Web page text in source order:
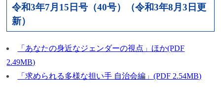
令和3年7月15日号（40号）（令和3年8月3日更
新）
「あなたの身近なジェンダーの視点」ほか(PDF
2.49MB)
「求められる多様な担い手 自治会編」(PDF 2.54MB)